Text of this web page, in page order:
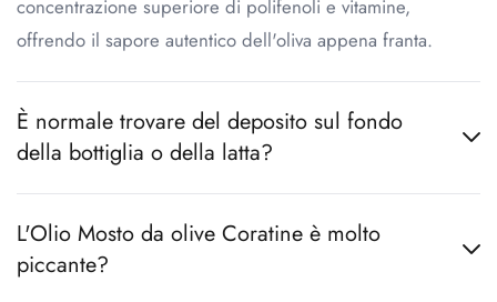
concentrazione superiore di polifenoli e vitamine,
offrendo il sapore autentico dell'oliva appena franta.
È normale trovare del deposito sul fondo
della bottiglia o della latta?
L'Olio Mosto da olive Coratine è molto
piccante?